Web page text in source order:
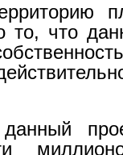
то, что